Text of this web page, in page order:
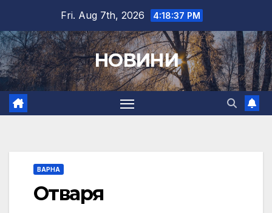
content
Fri. Aug 7th, 2026 4:18:38 PM
НОВИНИ
ВАРНА
Отваря